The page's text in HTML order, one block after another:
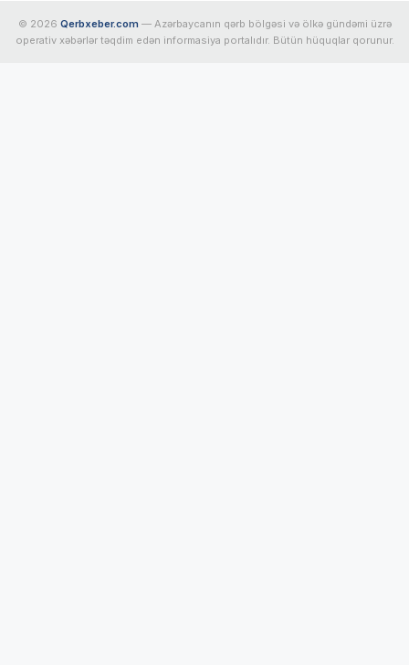
© 2026 Qerbxeber.com — Azərbaycanın qərb bölgəsi və ölkə gündəmi üzrə
operativ xəbərlər təqdim edən informasiya portalıdır. Bütün hüquqlar qorunur.